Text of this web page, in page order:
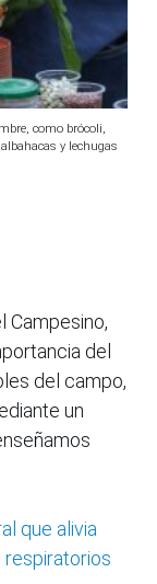
como brócoli,
y lechugas
Campesino,
del
del campo,
un
que alivia